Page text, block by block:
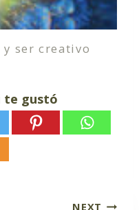
ser creativo
te gustó
NEXT